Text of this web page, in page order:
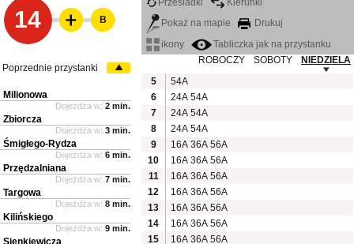
14
Przesiadki
Kierunki
Pokaż na mapie
Drukuj
ikony
Tabliczka jak na przystanku
ROBOCZY
SOBOTY
NIEDZIELA
5
54A
6
24A 54A
7
24A 54A
8
24A 54A
9
16A 36A 56A
10
16A 36A 56A
11
16A 36A 56A
12
16A 36A 56A
13
16A 36A 56A
14
16A 36A 56A
15
16A 36A 56A
B
Poprzednie przystanki
Milionowa
Dojeżdża w: 2 min.
Zbiorcza
Dojeżdża w: 3 min.
Śmigłego-Rydza
Dojeżdża w: 6 min.
Przędzalniana
Dojeżdża w: 7 min.
Targowa
Dojeżdża w: 8 min.
Kilińskiego
Dojeżdża w: 9 min.
Sienkiewicza